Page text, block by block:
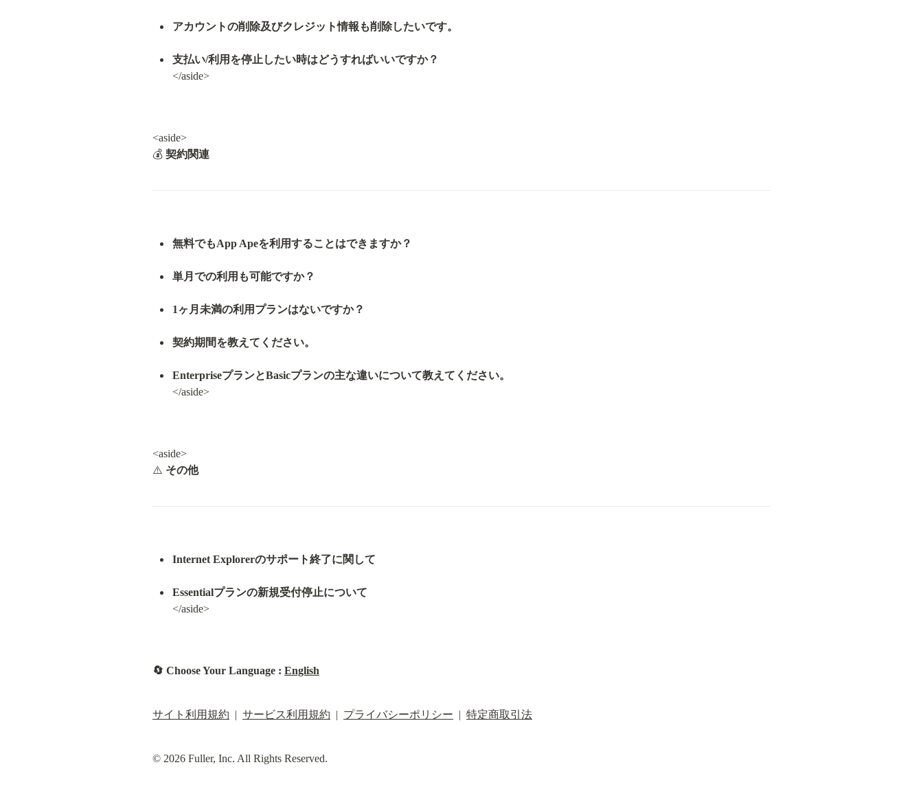
アカウントの削除及びクレジット情報も削除したいです。
支払い/利用を停止したい時はどうすればいいですか？
</aside>
<aside>
💰 契約関連
無料でもApp Apeを利用することはできますか？
単月での利用も可能ですか？
1ヶ月未満の利用プランはないですか？
契約期間を教えてください。
EnterpriseプランとBasicプランの主な違いについて教えてください。
</aside>
<aside>
⚠️ その他
Internet Explorerのサポート終了に関して
Essentialプランの新規受付停止について
</aside>
🔄 Choose Your Language : English
サイト利用規約
  |
サービス利用規約
  |
プライバシーポリシー
  |
特定商取引法
© 2026 Fuller, Inc. All Rights Reserved.